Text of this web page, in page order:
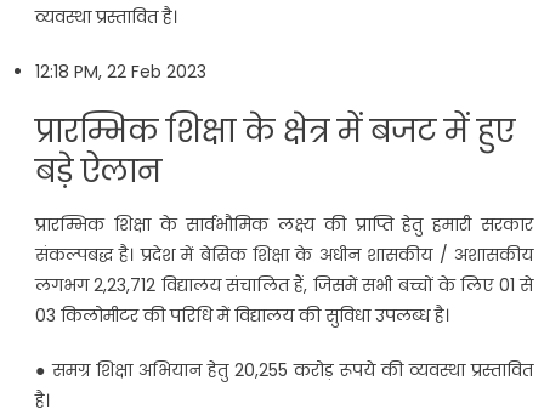
व्यवस्था प्रस्तावित है।
12:18 PM, 22 Feb 2023
प्रारम्भिक शिक्षा के क्षेत्र में बजट में हुए
बड़े ऐलान
प्रारम्भिक शिक्षा के सार्वभौमिक लक्ष्य की प्राप्ति हेतु हमारी सरकार
संकल्पबद्ध है। प्रदेश में बेसिक शिक्षा के अधीन शासकीय / अशासकीय
लगभग 2,23,712 विद्यालय संचालित हैं, जिसमें सभी बच्चों के लिए 01 से
03 किलोमीटर की परिधि में विद्यालय की सुविधा उपलब्ध है।
● समग्र शिक्षा अभियान हेतु 20,255 करोड़ रूपये की व्यवस्था प्रस्तावित
है।